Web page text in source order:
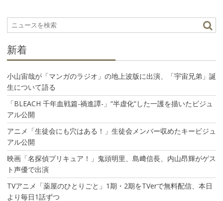
ョ
ン
新着
小山宙哉が「マンガのラジオ」の地上波版に出演、「宇宙兄弟」誕
生について語る
「BLEACH 千年血戦篇-禍進譚-」“半虚化”した一護を描いたビジュ
アル公開
アニメ「生徒会にも穴はある！」生徒会メンバー収めたキービジュ
アル公開
映画「名探偵プリキュア！」鬼頭明里、島﨑信長、内山昂輝がゲス
ト声優で出演
TVアニメ「薬屋のひとりごと」1期・2期をTVerで無料配信、本日
より毎日1話ずつ